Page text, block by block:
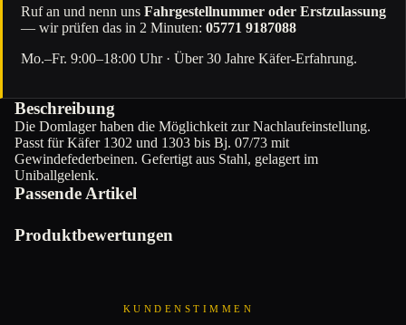
Ruf an und nenn uns Fahrgestellnummer oder Erstzulassung
— wir prüfen das in 2 Minuten: 05771 9187088
Mo.–Fr. 9:00–18:00 Uhr · Über 30 Jahre Käfer-Erfahrung.
Beschreibung
Die Domlager haben die Möglichkeit zur Nachlaufeinstellung.
Passt für Käfer 1302 und 1303 bis Bj. 07/73 mit
Gewindefederbeinen. Gefertigt aus Stahl, gelagert im
Uniballgelenk.
Passende Artikel
Produktbewertungen
KUNDENSTIMMEN